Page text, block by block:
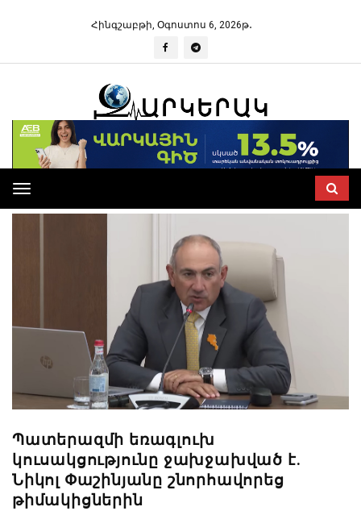
Հինգշաբթի, Օգոստոս 6, 2026թ․
Toggle
navigation
Պատերազմի եռագլուխ
կուսակցությունը ջախջախված է.
Նիկոլ Փաշինյանը շնորհավորեց
թիմակիցներին